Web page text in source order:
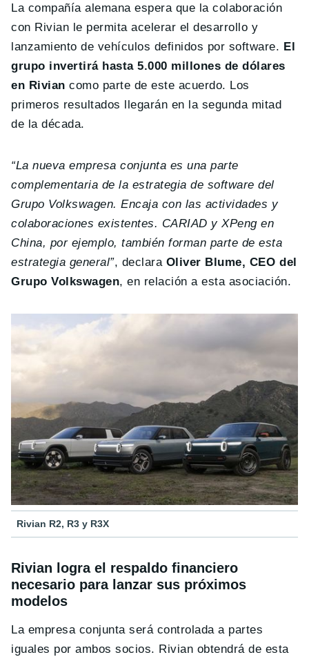
La compañía alemana espera que la colaboración
con Rivian le permita acelerar el desarrollo y
lanzamiento de vehículos definidos por software. El
grupo invertirá hasta 5.000 millones de dólares
en Rivian como parte de este acuerdo. Los
primeros resultados llegarán en la segunda mitad
de la década.
“La nueva empresa conjunta es una parte
complementaria de la estrategia de software del
Grupo Volkswagen. Encaja con las actividades y
colaboraciones existentes. CARIAD y XPeng en
China, por ejemplo, también forman parte de esta
estrategia general”, declara Oliver Blume, CEO del
Grupo Volkswagen, en relación a esta asociación.
Rivian R2, R3 y R3X
Rivian logra el respaldo financiero
necesario para lanzar sus próximos
modelos
La empresa conjunta será controlada a partes
iguales por ambos socios. Rivian obtendrá de esta